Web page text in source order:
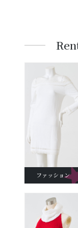
ファッション